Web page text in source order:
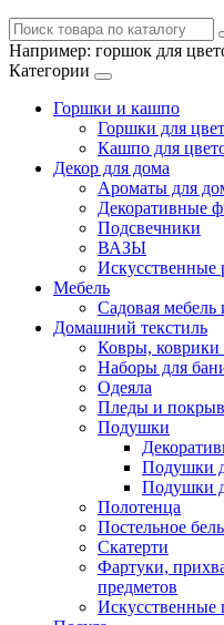
Например: горшок для
Категории
Горшки и кашпо
Горшки для
Кашпо для
Декор для дома
Ароматы для
Декоративные
Подсвечники
ВАЗЫ
Искусственные
Мебель
Садовая мебель
Домашний текстиль
Ковры, коврики
Наборы для
Одеяла
Пледы и
Подушки
Подушки
Подушки
Полотенца
Постельное
Скатерти
Фартуки,
предметов